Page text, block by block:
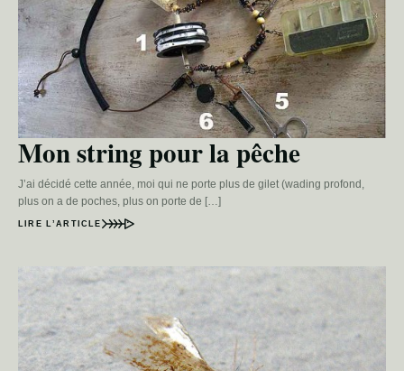
Mon string pour la pêche
J’ai décidé cette année, moi qui ne porte plus de gilet (wading profond,
plus on a de poches, plus on porte de […]
LIRE L’ARTICLE